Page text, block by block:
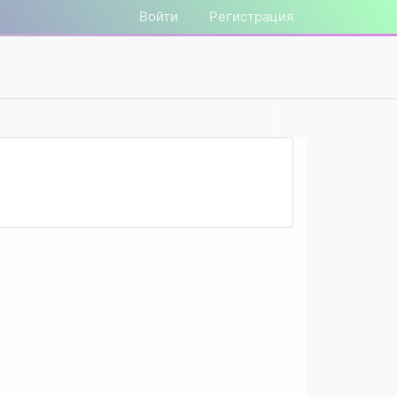
Войти Регистрация